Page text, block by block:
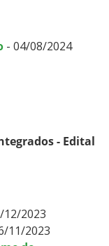
- 04/08/2024
- Edital
12/2023
11/2023